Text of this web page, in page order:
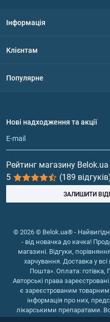
Інформація
Політика конфіденційності
Обмін та повернення
Клієнтам
Популярне
Протеїн
Гейнери
Вітаміни та мінерали
Риб'ячий жир, жирні кислоти
Нові надходження та акції
Рейтинг магазину
5
(189
ЗАЛИШИТИ
© 2026 © Belok.ua® -
- від новачка до качка!
магазині. Відгуки,
харчування. Доставка у
Пошта». Оплата: готівка,
Авторські права
є зареєстрованим
інформація про них,
лікарськими препаратами.
зняття симптомів